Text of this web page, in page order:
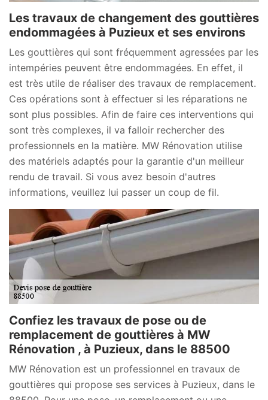
Les travaux de changement des gouttières
endommagées à Puzieux et ses environs
Les gouttières qui sont fréquemment agressées par les
intempéries peuvent être endommagées. En effet, il
est très utile de réaliser des travaux de remplacement.
Ces opérations sont à effectuer si les réparations ne
sont plus possibles. Afin de faire ces interventions qui
sont très complexes, il va falloir rechercher des
professionnels en la matière. MW Rénovation utilise
des matériels adaptés pour la garantie d'un meilleur
rendu de travail. Si vous avez besoin d'autres
informations, veuillez lui passer un coup de fil.
Confiez les travaux de pose ou de
remplacement de gouttières à MW
Rénovation , à Puzieux, dans le 88500
MW Rénovation est un professionnel en travaux de
gouttières qui propose ses services à Puzieux, dans le